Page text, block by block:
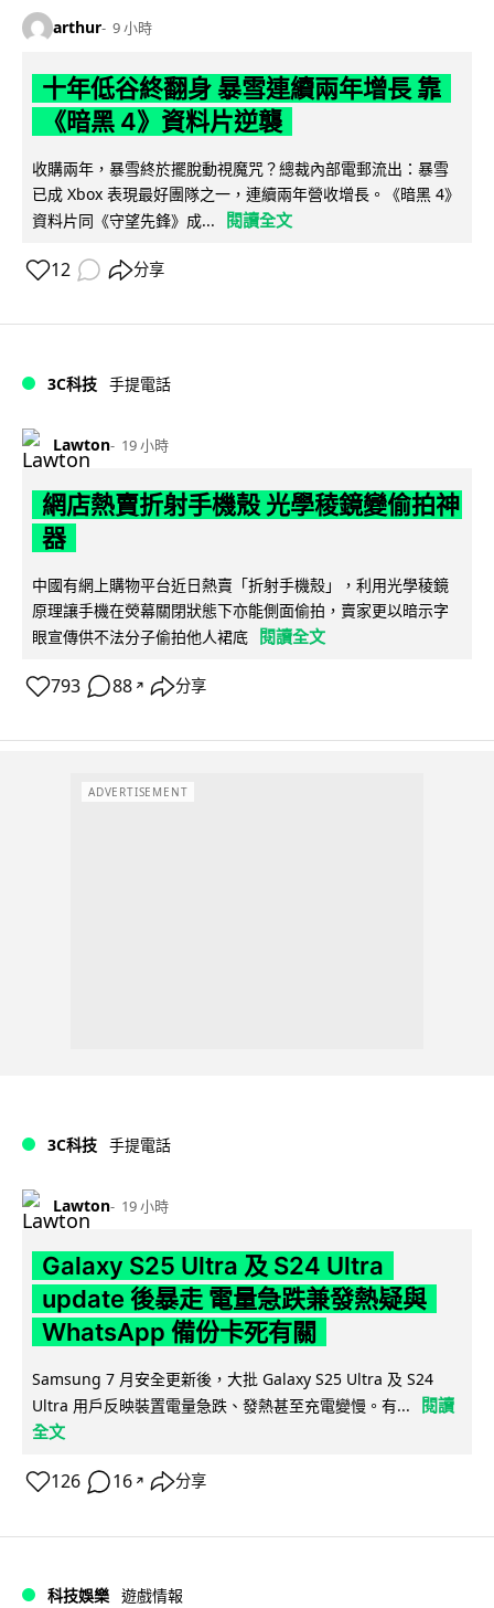
arthur 9 小時
十年低谷終翻身 暴雪連續兩年增長 靠
《暗黑 4》資料片逆襲
收購兩年，暴雪終於擺脫動視魔咒？總裁內部電郵流出：暴雪
已成 Xbox 表現最好團隊之一，連續兩年營收增長。《暗黑 4》
資料片同《守望先鋒》成...
閱讀全文
12 分享
3C科技 手提電話
Lawton 19 小時
網店熱賣折射手機殼 光學稜鏡變偷拍神
器
中國有網上購物平台近日熱賣「折射手機殼」，利用光學稜鏡
原理讓手機在熒幕關閉狀態下亦能側面偷拍，賣家更以暗示字
眼宣傳供不法分子偷拍他人裙底
閱讀全文
793 88 ↗ 分享
ADVERTISEMENT
3C科技 手提電話
Lawton 19 小時
Galaxy S25 Ultra 及 S24 Ultra
update 後暴走 電量急跌兼發熱疑與
WhatsApp 備份卡死有關
Samsung 7 月安全更新後，大批 Galaxy S25 Ultra 及 S24
Ultra 用戶反映裝置電量急跌、發熱甚至充電變慢。有...
閱讀
全文
126 16 ↗ 分享
科技娛樂 遊戲情報